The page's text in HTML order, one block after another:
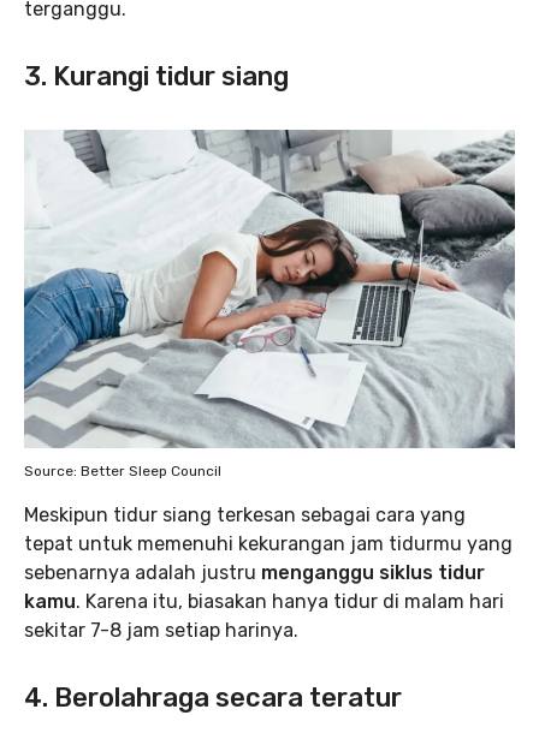
terganggu.
3. Kurangi tidur siang
Source: Better Sleep Council
Meskipun tidur siang terkesan sebagai cara yang
tepat untuk memenuhi kekurangan jam tidurmu yang
sebenarnya adalah justru menganggu siklus tidur
kamu. Karena itu, biasakan hanya tidur di malam hari
sekitar 7-8 jam setiap harinya.
4. Berolahraga secara teratur